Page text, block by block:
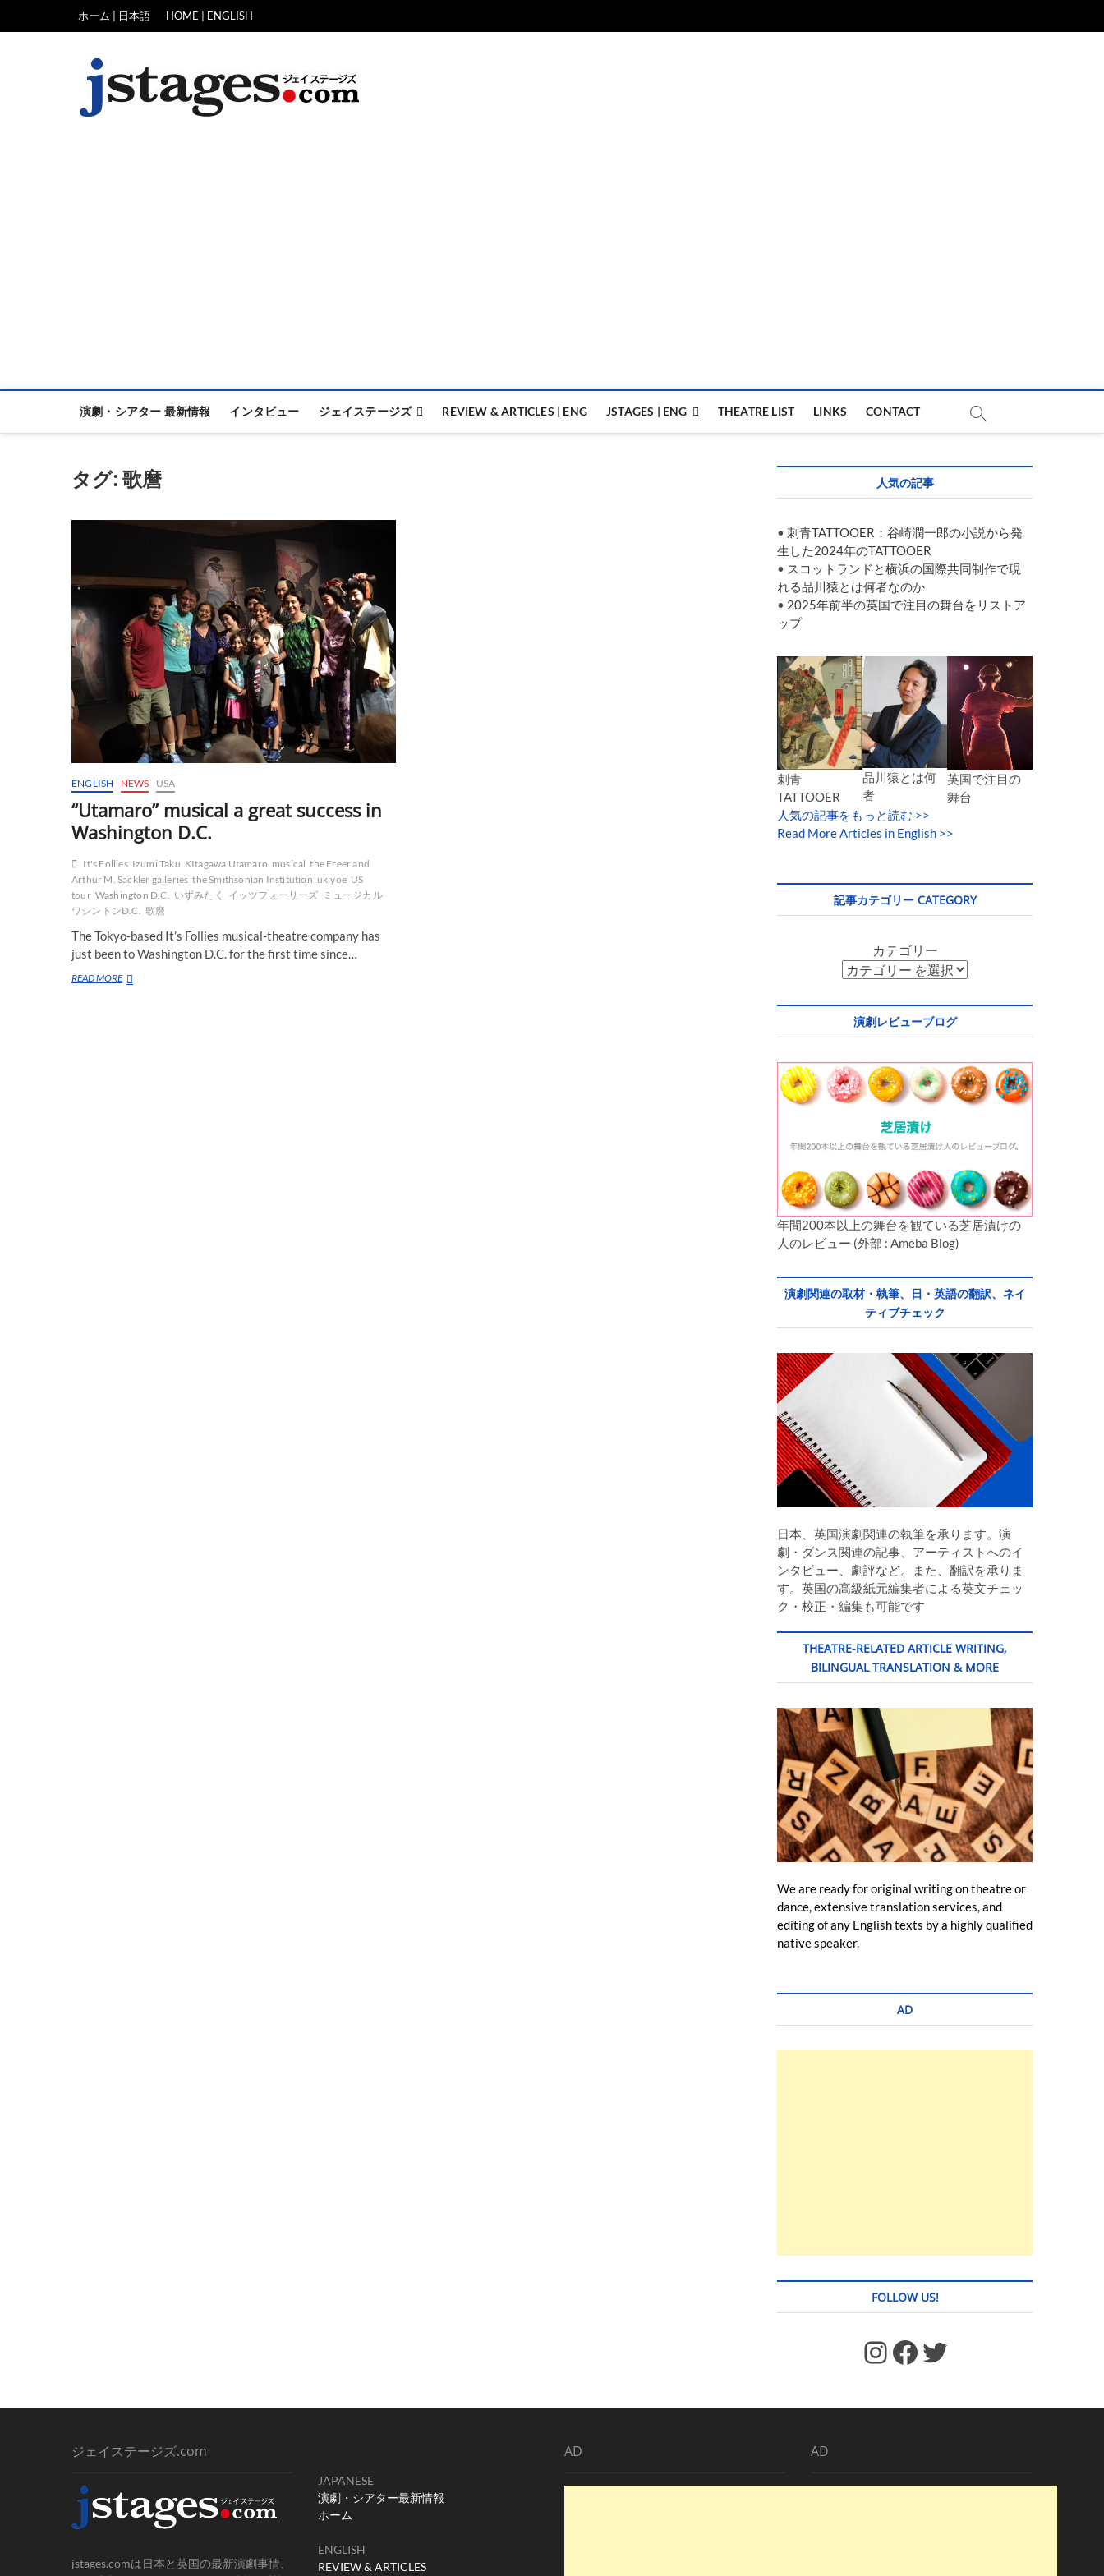
ホーム | 日本語 HOME | ENGLISH
演劇・シアター 最新情報 インタビュー ジェイステージズ REVIEW & ARTICLES | ENG JSTAGES | ENG THEATRE LIST LINKS CONTACT
タグ:歌麿
ENGLISH NEWS USA
“Utamaro” musical a great success in
Washington D.C.
It's Follies Izumi Taku KItagawa Utamaro musical the Freer and
Arthur M. Sackler galleries the Smithsonian Institution ukiyoe US
tour Washington D.C. いずみたく イッツフォーリーズ ミュージカル
ワシントンD.C. 歌麿
The Tokyo-based It’s Follies musical-theatre company has
just been to Washington D.C. for the first time since…
READ MORE“Utamaro”
人気の記事
• 刺青TATTOOER：谷崎潤一郎の小説から発
生した2024年のTATTOOER
• スコットランドと横浜の国際共同制作で現
れる品川猿とは何者なのか
• 2025年前半の英国で注目の舞台をリストア
ップ
刺青
TATTOOER
品川猿とは何
者
英国で注目の
舞台
人気の記事をもっと読む >>
Read More Articles in English >>
記事カテゴリー CATEGORY
カテゴリー
演劇レビューブログ
年間200本以上の舞台を観ている芝居漬けの
人のレビュー (外部 : Ameba Blog)
演劇関連の取材・執筆、日・英語の翻訳、ネイ
ティブチェック
日本、英国演劇関連の執筆を承ります。演
劇・ダンス関連の記事、アーティストへのイ
ンタビュー、劇評など。また、翻訳を承りま
す。英国の高級紙元編集者による英文チェッ
ク・校正・編集も可能です
THEATRE-RELATED ARTICLE WRITING,
BILINGUAL TRANSLATION & MORE
We are ready for original writing on theatre or
dance, extensive translation services, and
editing of any English texts by a highly qualified
native speaker.
AD
FOLLOW US!
https://www.facebook.com/jstages/ Facebook Twitter
ジェイステージズ.com
jstages.comは日本と英国の最新演劇事情、
JAPANESE
演劇・シアター最新情報
ホーム
ENGLISH
REVIEW & ARTICLES
AD AD